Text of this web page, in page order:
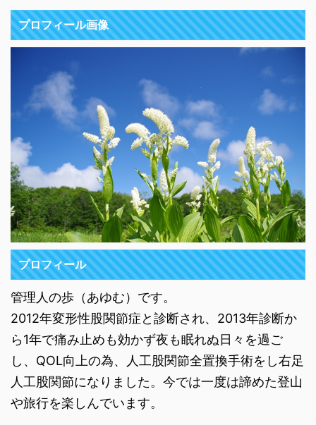
プロフィール画像
プロフィール
管理人の歩（あゆむ）です。
2012年変形性股関節症と診断され、2013年診断か
ら1年で痛み止めも効かず夜も眠れぬ日々を過ご
し、QOL向上の為、人工股関節全置換手術をし右足
人工股関節になりました。今では一度は諦めた登山
や旅行を楽しんでいます。